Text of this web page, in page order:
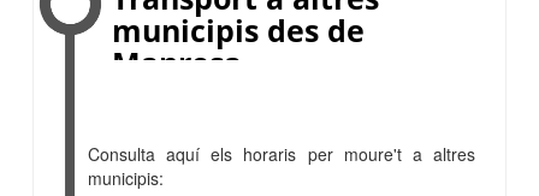
municipis des de
Manresa
Consulta aquí els horaris per moure't a altres
municipis: